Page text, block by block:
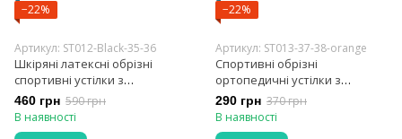
−22%
Артикул: ST012-Black-35-36
Шкіряні латексні обрізні
спортивні устілки з
підтримкою склепіння та
амортизацією SMATLELF
460 грн 590 грн
В наявності
−22%
Артикул: ST013-37-38-orange
Спортивні обрізні
ортопедичні устілки з
амортизацією NAFOING
290 грн 370 грн
В наявності